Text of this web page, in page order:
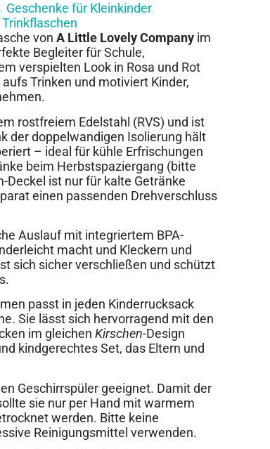
, Geschenke für Kleinkinder,
Trinkflaschen
von A Little Lovely Company im
Begleiter für Schule,
verspielten Look in Rosa und Rot
Trinken und motiviert Kinder,
rostfreiem Edelstahl (RVS) und ist
der doppelwandigen Isolierung hält
– ideal für kühle Erfrischungen
beim Herbstspaziergang (bitte
Deckel ist nur für kalte Getränke
einen passenden Drehverschluss
Auslauf mit integriertem BPA-
macht und Kleckern und
sich sicher verschließen und schützt
passt in jeden Kinderrucksack
Sie lässt sich hervorragend mit den
im gleichen Kirschen-Design
kindgerechtes Set, das Eltern und
Geschirrspüler geeignet. Damit der
sie nur per Hand mit warmem
werden. Bitte keine
Reinigungsmittel verwenden.